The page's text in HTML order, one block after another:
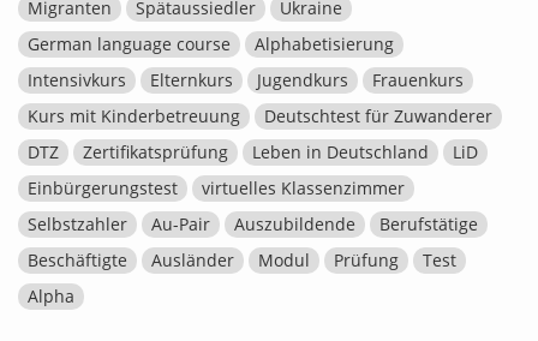
Migranten
Spätaussiedler
Ukraine
German language course
Alphabetisierung
Intensivkurs
Elternkurs Jugendkurs
Frauenkurs
Kurs mit Kinderbetreuung
Deutschtest für Zuwanderer
DTZ
Zertifikatsprüfung Leben in Deutschland
LiD
Einbürgerungstest
virtuelles Klassenzimmer
Selbstzahler
Au-Pair Auszubildende
Berufstätige
Beschäftigte
Ausländer Modul Prüfung
Test
Alpha